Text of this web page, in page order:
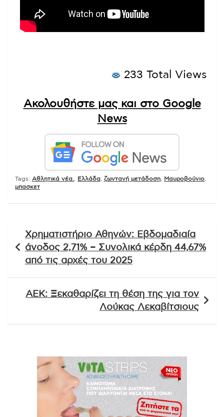
233 Total Views
Ακολουθήστε μας και στο Google
News
Tags: Αθλητικά νέα. Ελλάδα ζωντανή μετάδοση Μαυροβούνιο
μπασκετ
άρθρων
Χρηματιστήριο Αθηνών: Εβδομαδιαία
άνοδος 2,71% – Συνολικά κέρδη 44,67%
από τις αρχές του 2025
ΑΕΚ: Ξεκαθαρίζει τη θέση της για τον
Λούκας Λεκαβίτσιους